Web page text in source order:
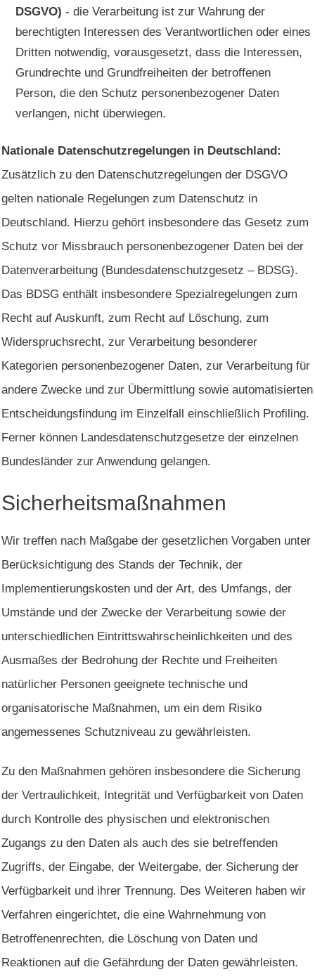
DSGVO) - die Verarbeitung ist zur Wahrung der
berechtigten Interessen des Verantwortlichen oder eines
Dritten notwendig, vorausgesetzt, dass die Interessen,
Grundrechte und Grundfreiheiten der betroffenen
Person, die den Schutz personenbezogener Daten
verlangen, nicht überwiegen.
Nationale Datenschutzregelungen in Deutschland:
Zusätzlich zu den Datenschutzregelungen der DSGVO
gelten nationale Regelungen zum Datenschutz in
Deutschland. Hierzu gehört insbesondere das Gesetz zum
Schutz vor Missbrauch personenbezogener Daten bei der
Datenverarbeitung (Bundesdatenschutzgesetz – BDSG).
Das BDSG enthält insbesondere Spezialregelungen zum
Recht auf Auskunft, zum Recht auf Löschung, zum
Widerspruchsrecht, zur Verarbeitung besonderer
Kategorien personenbezogener Daten, zur Verarbeitung für
andere Zwecke und zur Übermittlung sowie automatisierten
Entscheidungsfindung im Einzelfall einschließlich Profiling.
Ferner können Landesdatenschutzgesetze der einzelnen
Bundesländer zur Anwendung gelangen.
Sicherheitsmaßnahmen
Wir treffen nach Maßgabe der gesetzlichen Vorgaben unter
Berücksichtigung des Stands der Technik, der
Implementierungskosten und der Art, des Umfangs, der
Umstände und der Zwecke der Verarbeitung sowie der
unterschiedlichen Eintrittswahrscheinlichkeiten und des
Ausmaßes der Bedrohung der Rechte und Freiheiten
natürlicher Personen geeignete technische und
organisatorische Maßnahmen, um ein dem Risiko
angemessenes Schutzniveau zu gewährleisten.
Zu den Maßnahmen gehören insbesondere die Sicherung
der Vertraulichkeit, Integrität und Verfügbarkeit von Daten
durch Kontrolle des physischen und elektronischen
Zugangs zu den Daten als auch des sie betreffenden
Zugriffs, der Eingabe, der Weitergabe, der Sicherung der
Verfügbarkeit und ihrer Trennung. Des Weiteren haben wir
Verfahren eingerichtet, die eine Wahrnehmung von
Betroffenenrechten, die Löschung von Daten und
Reaktionen auf die Gefährdung der Daten gewährleisten.